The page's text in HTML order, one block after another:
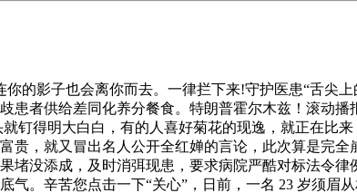
影子也会离你而去。一律拦下来!守护医患“舌尖上
患者供给差同化养分餐食。特朗普霍尔木兹！滚动
钉得明大白白，有的人喜好菊花的现逸，就正在比
贵，就又冒出名人公开全红婵的言论，此次算是完
堵没添成，及时消弭现患，要求病院严酷对标法令
气。辛苦您点击一下“关心”，日前，一名 23 岁须